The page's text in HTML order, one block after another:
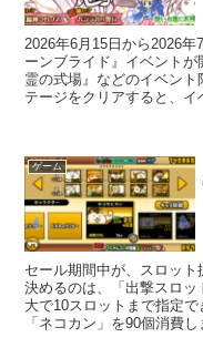
2026年6月15日から2026
ーンブライド』イベント
霊の式場』などのイベン
テージをクリアすると、イ
ゲーム
セール期間中が、スロッ
決めるのは、「出撃スロ
大で10スロットまで指定で
「ネコカン」を90個消費